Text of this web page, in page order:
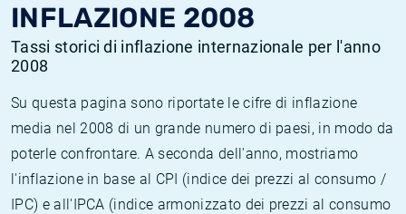
INFLAZIONE 2008
Tassi storici di inflazione internazionale per l'anno
2008
Su questa pagina sono riportate le cifre di inflazione
media nel 2008 di un grande numero di paesi, in modo da
poterle confrontare. A seconda dell'anno, mostriamo
l'inflazione in base al CPI (indice dei prezzi al consumo /
IPC) e all'IPCA (indice armonizzato dei prezzi al consumo